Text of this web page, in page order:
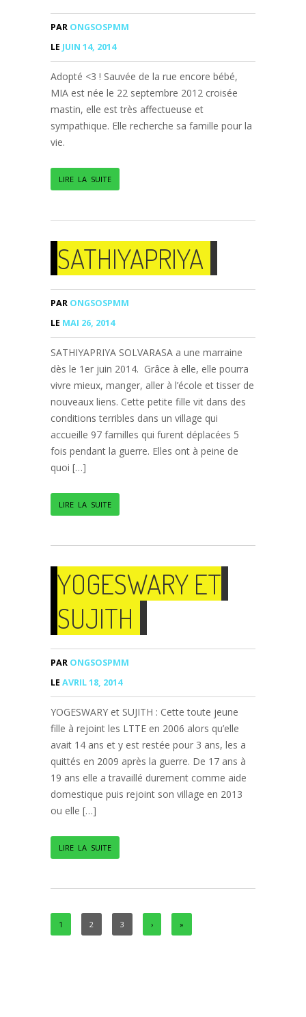
PAR ONGSOSPMM
LE JUIN 14, 2014
Adopté <3 ! Sauvée de la rue encore bébé,
MIA est née le 22 septembre 2012 croisée
mastin, elle est très affectueuse et
sympathique. Elle recherche sa famille pour la
vie.
LIRE LA SUITE
SATHIYAPRIYA
PAR ONGSOSPMM
LE MAI 26, 2014
SATHIYAPRIYA SOLVARASA a une marraine
dès le 1er juin 2014. Grâce à elle, elle pourra
vivre mieux, manger, aller à l’école et tisser de
nouveaux liens. Cette petite fille vit dans des
conditions terribles dans un village qui
accueille 97 familles qui furent déplacées 5
fois pendant la guerre. Elles ont à peine de
quoi […]
LIRE LA SUITE
YOGESWARY ET
SUJITH
PAR ONGSOSPMM
LE AVRIL 18, 2014
YOGESWARY et SUJITH : Cette toute jeune
fille à rejoint les LTTE en 2006 alors qu’elle
avait 14 ans et y est restée pour 3 ans, les a
quittés en 2009 après la guerre. De 17 ans à
19 ans elle a travaillé durement comme aide
domestique puis rejoint son village en 2013
ou elle […]
LIRE LA SUITE
1 2 3 › »